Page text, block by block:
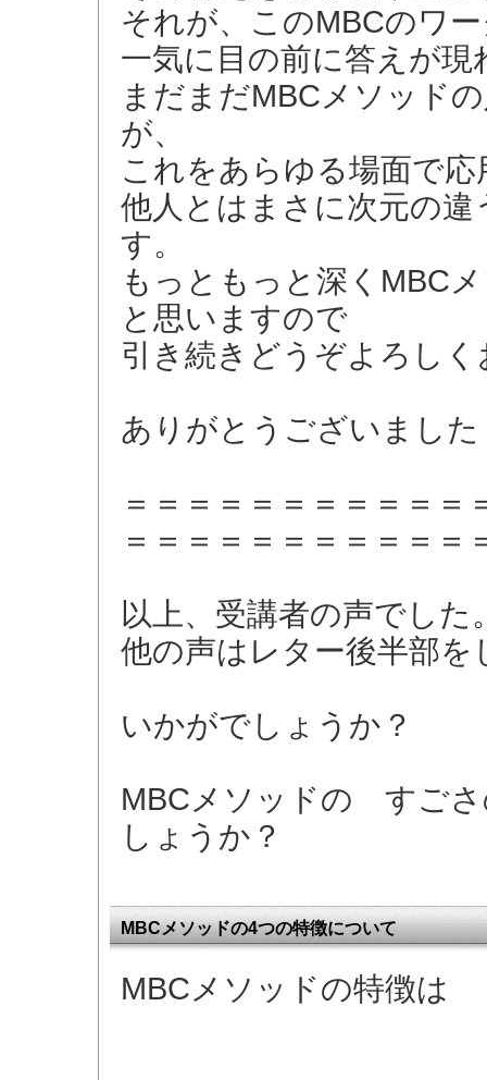
それが、このMBCのワ
一気に目の前に答えが現
まだまだMBCメソッド
が、
これをあらゆる場面で
他人とはまさに次元の
す。
もっともっと深くMBC
と思いますので
引き続きどうぞよろし
ありがとうございました
＝＝＝＝＝＝＝＝＝＝＝
＝＝＝＝＝＝＝＝＝＝＝
以上、受講者の声でした
他の声はレター後半部
いかがでしょうか？
MBCメソッドの すご
しょうか？
MBCメソッドの4つの特徴について
MBCメソッドの特徴は